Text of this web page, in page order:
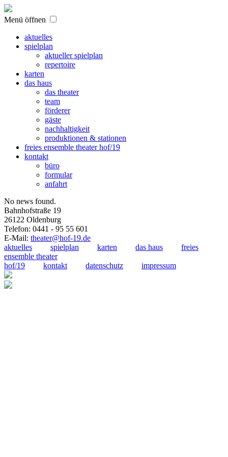
Menü öffnen
aktuelles
spielplan
aktueller spielplan
repertoire
karten
das haus
das theater
team
förderer
gäste
nachhaltigkeit
produktionen & stationen
freies ensemble theater hof/19
kontakt
büro
formular
anfahrt
No news found.
Bahnhofstraße 19
26122 Oldenburg
Telefon: 0441 - 95 55 601
E-Mail: theater@hof-19.de
aktuelles
spielplan karten das haus
freies
ensemble theater
hof/19
kontakt datenschutz impressum